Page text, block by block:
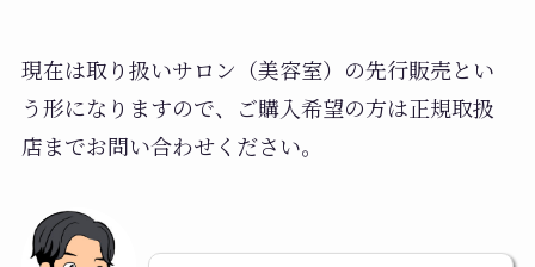
現在は取り扱いサロン（美容室）の先行販売とい
う形になりますので、ご購入希望の方は正規取扱
店までお問い合わせください。